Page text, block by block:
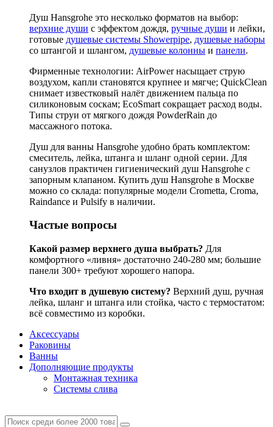
Душ Hansgrohe это несколько форматов на выбор:
верхние души с эффектом дождя, ручные души и лейки,
готовые душевые системы Showerpipe, душевые наборы
со штангой и шлангом, душевые колонны и панели.
Фирменные технологии: AirPower насыщает струю
воздухом, капли становятся крупнее и мягче; QuickClean
снимает известковый налёт движением пальца по
силиконовым соскам; EcoSmart сокращает расход воды.
Типы струи от мягкого дождя PowderRain до
массажного потока.
Душ для ванны Hansgrohe удобно брать комплектом:
смеситель, лейка, штанга и шланг одной серии. Для
санузлов практичен гигиенический душ Hansgrohe с
запорным клапаном. Купить душ Hansgrohe в Москве
можно со склада: популярные модели Crometta, Croma,
Raindance и Pulsify в наличии.
Частые вопросы
Какой размер верхнего душа выбрать? Для
комфортного «ливня» достаточно 240-280 мм; большие
панели 300+ требуют хорошего напора.
Что входит в душевую систему? Верхний душ, ручная
лейка, шланг и штанга или стойка, часто с термостатом:
всё совместимо из коробки.
Аксессуары
Раковины
Ванны
Дополняющие продукты
Монтажная техника
Системы слива